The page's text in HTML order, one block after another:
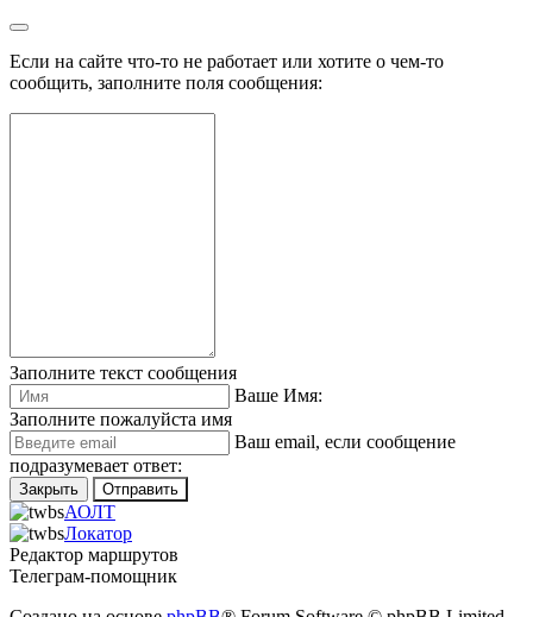
Если на сайте что-то не работает или хотите о чем-то
сообщить, заполните поля сообщения:
Заполните текст сообщения
Ваше Имя:
Заполните пожалуйста имя
Ваш еmail, если сообщение
подразумевает ответ:
Закрыть Отправить
АОЛТ
Локатор
Редактор маршрутов
Телеграм-помощник